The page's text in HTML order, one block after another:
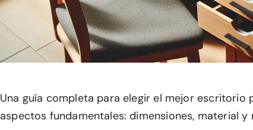
Una guía completa para elegir el mejor escritorio
aspectos fundamentales: dimensiones, material y